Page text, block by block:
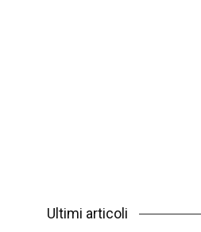
Ultimi articoli